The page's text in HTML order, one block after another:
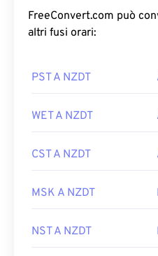
FreeConvert.com può
altri fusi orari:
PST A NZDT
WET A NZDT
CST A NZDT
MSK A NZDT
NST A NZDT